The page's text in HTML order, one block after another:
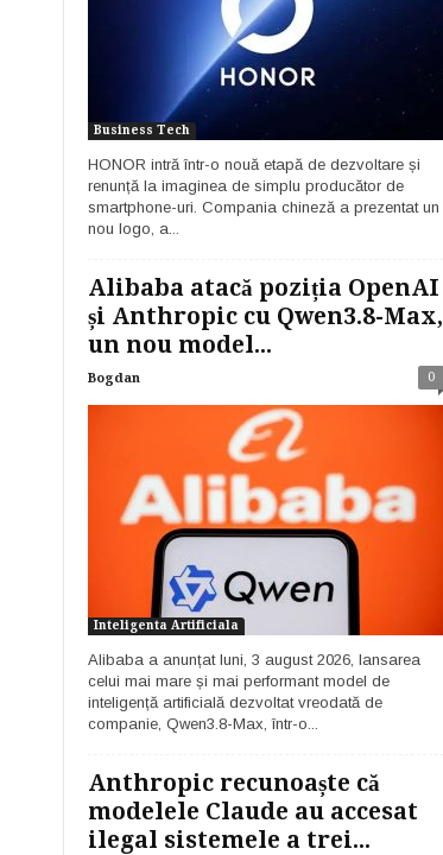
Business Tech
HONOR intră într-o nouă etapă de dezvoltare și
renunță la imaginea de simplu producător de
smartphone-uri. Compania chineză a prezentat un
nou logo, a...
Alibaba atacă poziția OpenAI
și Anthropic cu Qwen3.8-Max,
un nou model...
Bogdan 0
Inteligenta Artificiala
Alibaba a anunțat luni, 3 august 2026, lansarea
celui mai mare și mai performant model de
inteligență artificială dezvoltat vreodată de
companie, Qwen3.8-Max, într-o...
Anthropic recunoaște că
modelele Claude au accesat
ilegal sistemele a trei...